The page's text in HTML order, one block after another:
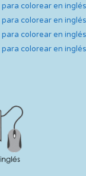
para colorear en
para colorear en
para colorear en
para colorear en